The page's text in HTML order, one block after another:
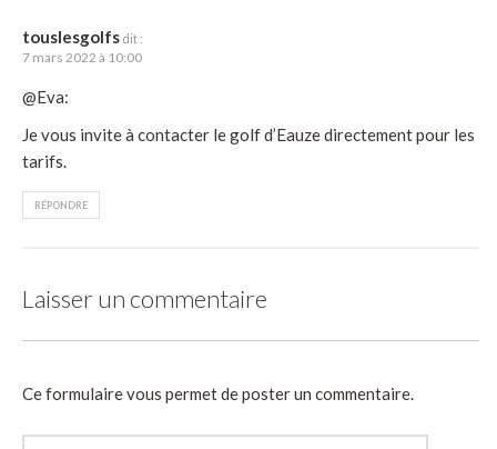
touslesgolfs dit :
7 mars 2022 à 10:00
@Eva:
Je vous invite à contacter le golf d’Eauze directement pour les
tarifs.
RÉPONDRE
Laisser un commentaire
Ce formulaire vous permet de poster un commentaire.